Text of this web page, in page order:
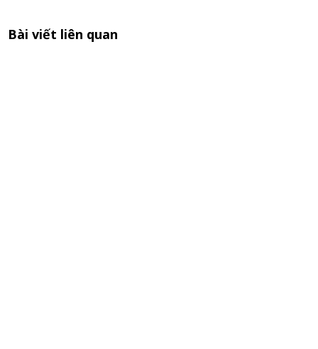
Bài viết liên quan